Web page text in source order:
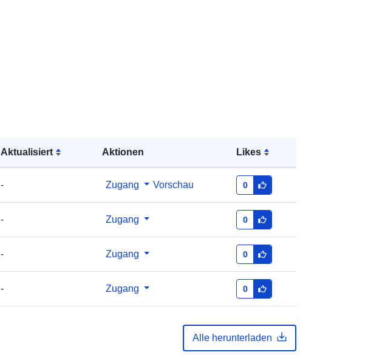
Aktualisiert Aktionen Likes
- Zugang Vorschau 0
- Zugang 0
- Zugang 0
- Zugang 0
Alle herunterladen